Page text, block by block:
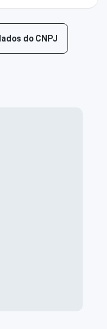
do CNPJ